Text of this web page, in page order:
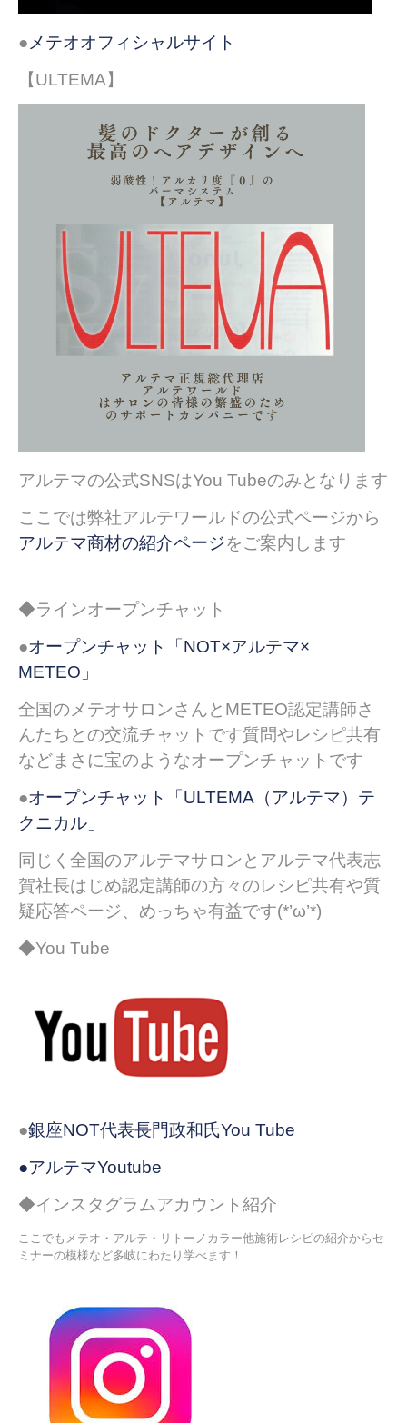
● メテオオフィシャルサイト
【ULTEMA】
アルテマの公式SNSはYou Tubeのみとなります
ここでは弊社アルテワールドの公式ページから
アルテマ商材の紹介ページをご案内します
◆ラインオープンチャット
●オープンチャット「NOT×アルテマ×
METEO」
全国のメテオサロンさんとMETEO認定講師さ
んたちとの交流チャットです質問やレシピ共有
などまさに宝のようなオープンチャットです
●オープンチャット「ULTEMA（アルテマ）テ
クニカル」
同じく全国のアルテマサロンとアルテマ代表志
賀社長はじめ認定講師の方々のレシピ共有や質
疑応答ページ、めっちゃ有益です(*’ω’*)
◆You Tube
●銀座NOT代表長門政和氏You Tube
●アルテマYoutube
◆インスタグラムアカウント紹介
ここでもメテオ・アルテ・リトーノカラー他施術レシピの紹介からセ
ミナーの模様など多岐にわたり学べます！